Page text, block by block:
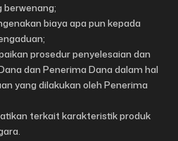
berwenang;
biaya apa pun kepada
prosedur penyelesaian dan
dan Penerima Dana dalam hal
yang dilakukan oleh Penerima
terkait karakteristik produk